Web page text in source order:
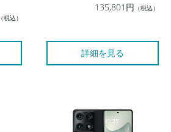
（税込）
135,801円 （税込）
詳細を見る